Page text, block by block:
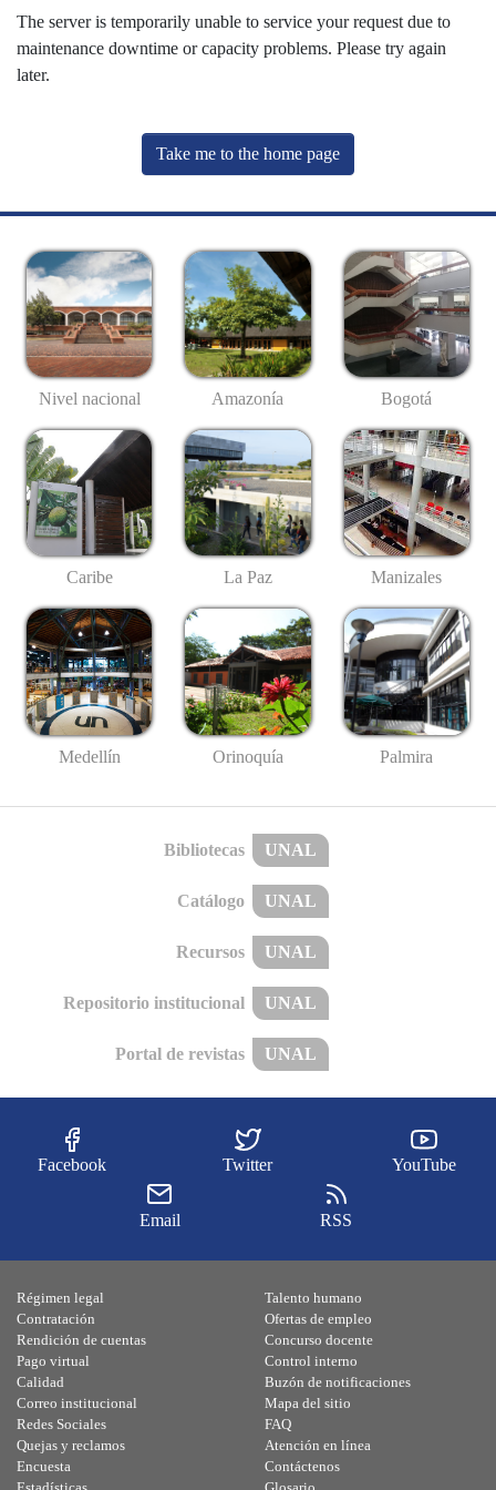
The server is temporarily unable to service your request due to
maintenance downtime or capacity problems. Please try again
later.
Take me to the home page
Nivel nacional Amazonía Bogotá
Caribe La Paz Manizales
Medellín Orinoquía Palmira
Bibliotecas UNAL
Catálogo UNAL
Recursos UNAL
Repositorio institucional UNAL
Portal de revistas UNAL
Facebook Twitter YouTube
Email RSS
Régimen legal
Contratación
Rendición de cuentas
Pago virtual
Calidad
Talento humano
Ofertas de empleo
Concurso docente
Control interno
Buzón de notificaciones
Correo institucional
Redes Sociales
Quejas y reclamos
Encuesta
Mapa del sitio
FAQ
Atención en línea
Contáctenos